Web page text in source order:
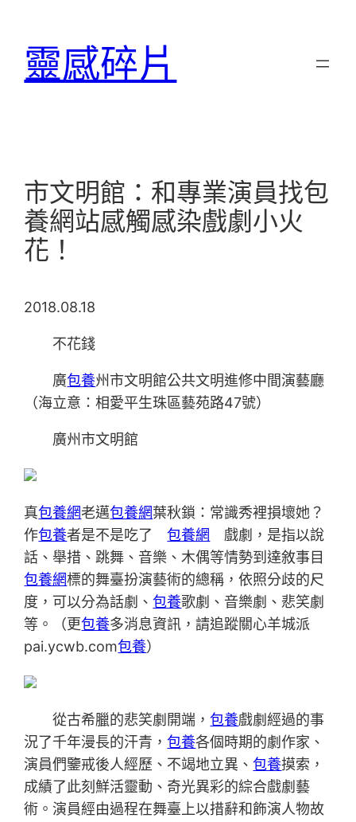
靈感碎片
市文明館：和專業演員找包
養網站感觸感染戲劇小火
花！
2018.08.18
不花錢
廣包養州市文明館公共文明進修中間演藝廳
（海立意：相愛平生珠區藝苑路47號）
廣州市文明館
真包養網老邁包養網葉秋鎖：常識秀裡損壞她？
作包養者是不是吃了包養網
戲劇，是指以說
話、舉措、跳舞、音樂、木偶等情勢到達敘事目
包養網標的舞臺扮演藝術的總稱，依照分歧的尺
度，可以分為話劇、包養歌劇、音樂劇、悲笑劇
等。（更包養多消息資訊，請追蹤關心羊城派
pai.ycwb.com包養）
從古希臘的悲笑劇開端，包養戲劇經過的事
況了千年漫長的汗青，包養各個時期的劇作家、
演員們鑒戒後人經歷、不竭地立異、包養摸索，
成績了此刻鮮活靈動、奇光異彩的綜合戲劇藝
術。演員經由過程在舞臺上以措辭和飾演人物故